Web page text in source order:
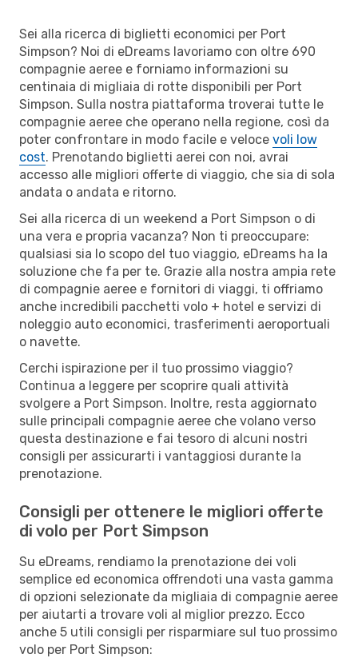
Sei alla ricerca di biglietti economici per Port
Simpson? Noi di eDreams lavoriamo con oltre 690
compagnie aeree e forniamo informazioni su
centinaia di migliaia di rotte disponibili per Port
Simpson. Sulla nostra piattaforma troverai tutte le
compagnie aeree che operano nella regione, così da
poter confrontare in modo facile e veloce voli low
cost. Prenotando biglietti aerei con noi, avrai
accesso alle migliori offerte di viaggio, che sia di sola
andata o andata e ritorno.
Sei alla ricerca di un weekend a Port Simpson o di
una vera e propria vacanza? Non ti preoccupare:
qualsiasi sia lo scopo del tuo viaggio, eDreams ha la
soluzione che fa per te. Grazie alla nostra ampia rete
di compagnie aeree e fornitori di viaggi, ti offriamo
anche incredibili pacchetti volo + hotel e servizi di
noleggio auto economici, trasferimenti aeroportuali
o navette.
Cerchi ispirazione per il tuo prossimo viaggio?
Continua a leggere per scoprire quali attività
svolgere a Port Simpson. Inoltre, resta aggiornato
sulle principali compagnie aeree che volano verso
questa destinazione e fai tesoro di alcuni nostri
consigli per assicurarti i vantaggiosi durante la
prenotazione.
Consigli per ottenere le migliori offerte
di volo per Port Simpson
Su eDreams, rendiamo la prenotazione dei voli
semplice ed economica offrendoti una vasta gamma
di opzioni selezionate da migliaia di compagnie aeree
per aiutarti a trovare voli al miglior prezzo. Ecco
anche 5 utili consigli per risparmiare sul tuo prossimo
volo per Port Simpson: